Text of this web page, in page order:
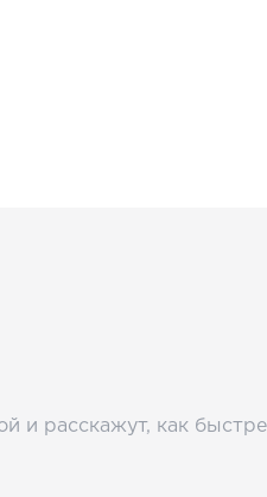
и расскажут, как